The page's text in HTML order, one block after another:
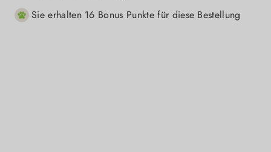
Sie erhalten 16 Bonus Punkte für diese Bestellung